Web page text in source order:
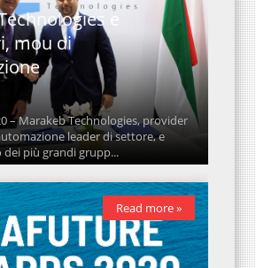
e
mou di
– Marakeb Technologies, provider
leader di settore, e
dei più grandi grupp...
Read more »